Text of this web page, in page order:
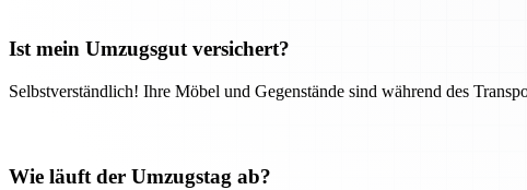
Ist mein Umzugsgut versichert?
Selbstverständlich! Ihre Möbel und Gegenstände sind während des
Wie läuft der Umzugstag ab?